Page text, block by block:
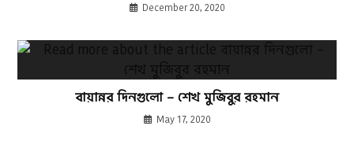
December 20, 2020
বায়ান্নর দিনগুলো – শেখ মুজিবুর রহমান
May 17, 2020